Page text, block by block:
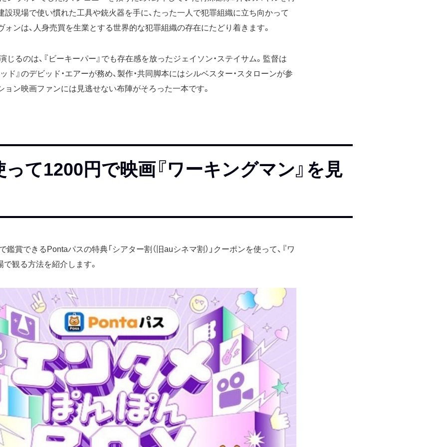
設現場で使い慣れた工具や銃火器を手に、たった一人で犯罪組織に立ち向かって
ォンは、人身売買を生業とする世界的な犯罪組織の存在にたどり着きます。
じるのは、『ビーキーパー』でも存在感を放ったジェイソン・ステイサム。監督は
ド』のデビッド・エアーが務め、製作・共同脚本にはシルベスター・スタローンが参
ョン映画ファンには見逃せない布陣がそろった一本です。
て1200円で映画『ワーキングマン』を見
賞できるPontaパスの特典「シアター割（旧auシネマ割）」クーポンを使って、『ワ
で観る方法を紹介します。